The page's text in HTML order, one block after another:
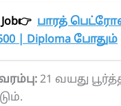
பாரத்
| Diploma போதும்
21 வயது